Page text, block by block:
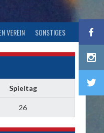
VEREIN SONSTIGES
Spieltag
26